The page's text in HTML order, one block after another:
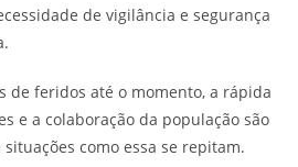
de vigilância e segurança
de feridos até o momento, a rápida
e a colaboração da população são
como essa se repitam.